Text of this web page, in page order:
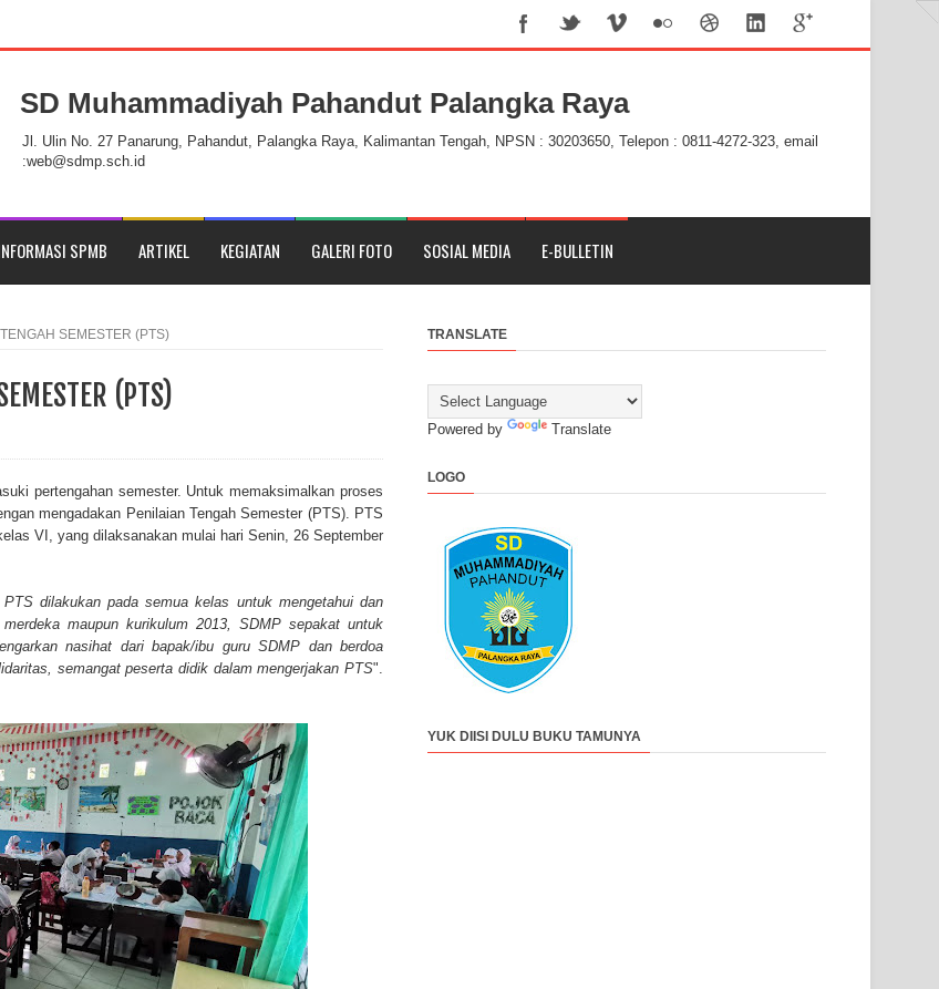
Raya
SD Muhammadiyah Pahandut Palangka Raya
Jl. Ulin No. 27 Panarung, Pahandut, Palangka Raya, Kalimantan Tengah, NPSN : 30203650, Telepon : 0811-4272-323, email
:web@sdmp.sch.id
SPMB ARTIKEL KEGIATAN GALERI FOTO SOSIAL MEDIA E-BULLETIN
SEMESTER (PTS)
(PTS)
pertengahan semester. Untuk memaksimalkan proses
mengadakan Penilaian Tengah Semester (PTS). PTS
VI, yang dilaksanakan mulai hari Senin, 26 September
dilakukan pada semua kelas untuk mengetahui dan
maupun kurikulum 2013, SDMP sepakat untuk
nasihat dari bapak/ibu guru SDMP dan berdoa
semangat peserta didik dalam mengerjakan PTS".
TRANSLATE
Powered by Translate
LOGO
YUK DIISI DULU BUKU TAMUNYA